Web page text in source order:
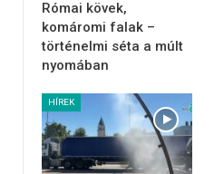
Római kövek,
komáromi falak –
történelmi séta a múlt
nyomában
HÍREK